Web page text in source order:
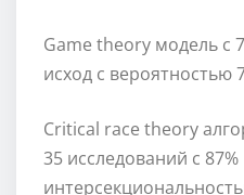
Game theory модель с
исход с вероятностью
Critical race theory
35 исследований с 87%